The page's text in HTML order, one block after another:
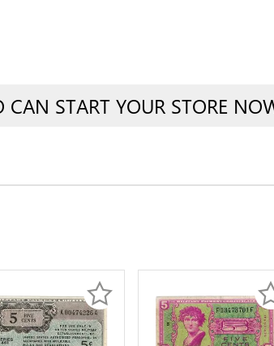
CAN START YOUR STORE